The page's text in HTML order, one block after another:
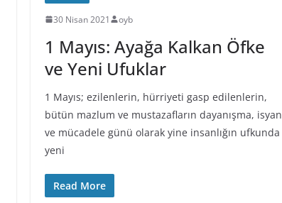
30 Nisan 2021 oyb
1 Mayıs: Ayağa Kalkan Öfke
ve Yeni Ufuklar
1 Mayıs; ezilenlerin, hürriyeti gasp edilenlerin,
bütün mazlum ve mustazafların dayanışma, isyan
ve mücadele günü olarak yine insanlığın ufkunda
yeni
Read More